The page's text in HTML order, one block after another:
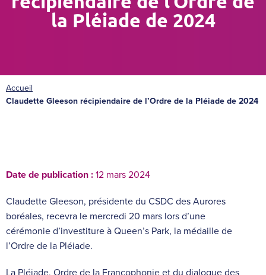
la Pléiade de 2024
Accueil
Claudette Gleeson récipiendaire de l’Ordre de la Pléiade de 2024
Date de publication :12 mars 2024
Claudette Gleeson, présidente du CSDC des Aurores
boréales, recevra le mercredi 20 mars lors d’une
cérémonie d’investiture à Queen’s Park, la médaille de
l’Ordre de la Pléiade.
La Pléiade, Ordre de la Francophonie et du dialogue des